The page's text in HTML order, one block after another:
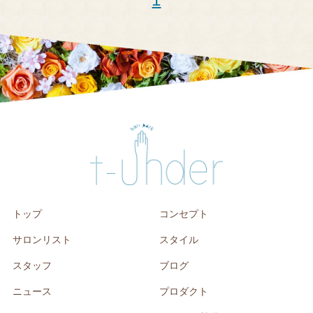
トップ コンセプト
サロンリスト スタイル
スタッフ ブログ
ニュース プロダクト